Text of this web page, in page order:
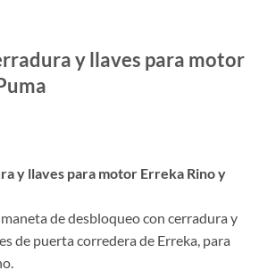
y llaves para motor
y llaves para motor Erreka Rino y
de desbloqueo con cerradura y
de puerta corredera de Erreka, para